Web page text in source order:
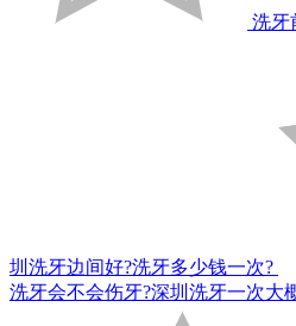
洗牙
圳洗牙边间好?洗牙多少钱一次?
洗牙会不会伤牙?深圳洗牙一次大